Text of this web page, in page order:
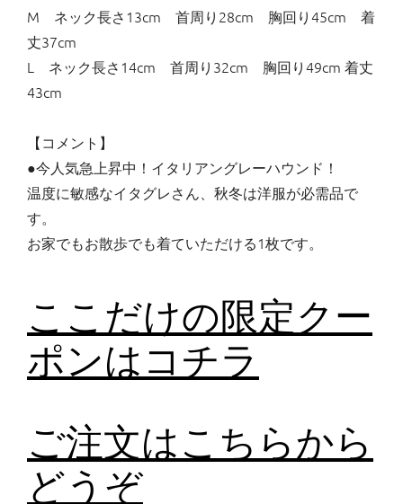
M ネック長さ13cm 首周り28cm 胸回り45cm 着
丈37cm
L ネック長さ14cm 首周り32cm 胸回り49cm 着丈
43cm
【コメント】
●今人気急上昇中！イタリアングレーハウンド！
温度に敏感なイタグレさん、秋冬は洋服が必需品で
す。
お家でもお散歩でも着ていただける1枚です。
ここだけの限定クー
ポンはコチラ
ご注文はこちらから
どうぞ